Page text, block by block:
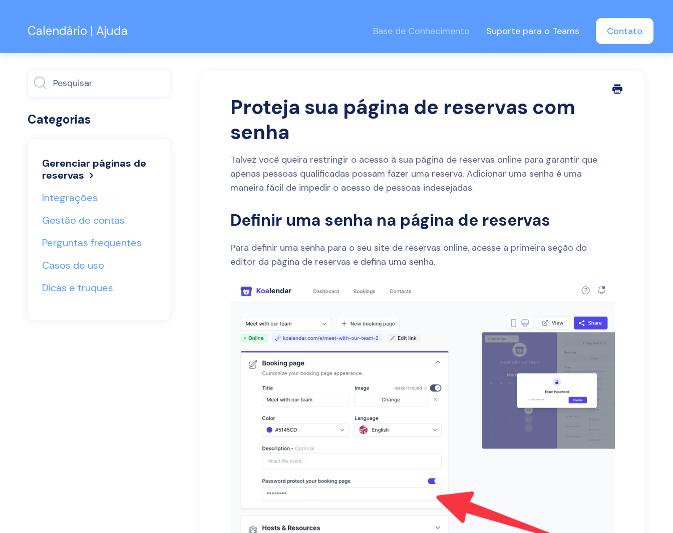
Calendário | Ajuda Base de Conhecimento Suporte para o Teams Contato
Proteja sua página de reservas com
senha
Talvez você queira restringir o acesso à sua página de reservas online para garantir que
apenas pessoas qualificadas possam fazer uma reserva. Adicionar uma senha é uma
maneira fácil de impedir o acesso de pessoas indesejadas.
Definir uma senha na página de reservas
Para definir uma senha para o seu site de reservas online, acesse a primeira seção do
editor da página de reservas e defina uma senha.
Categorias
Gerenciar páginas de
reservas
Integrações
Gestão de contas
Perguntas frequentes
Casos de uso
Dicas e truques